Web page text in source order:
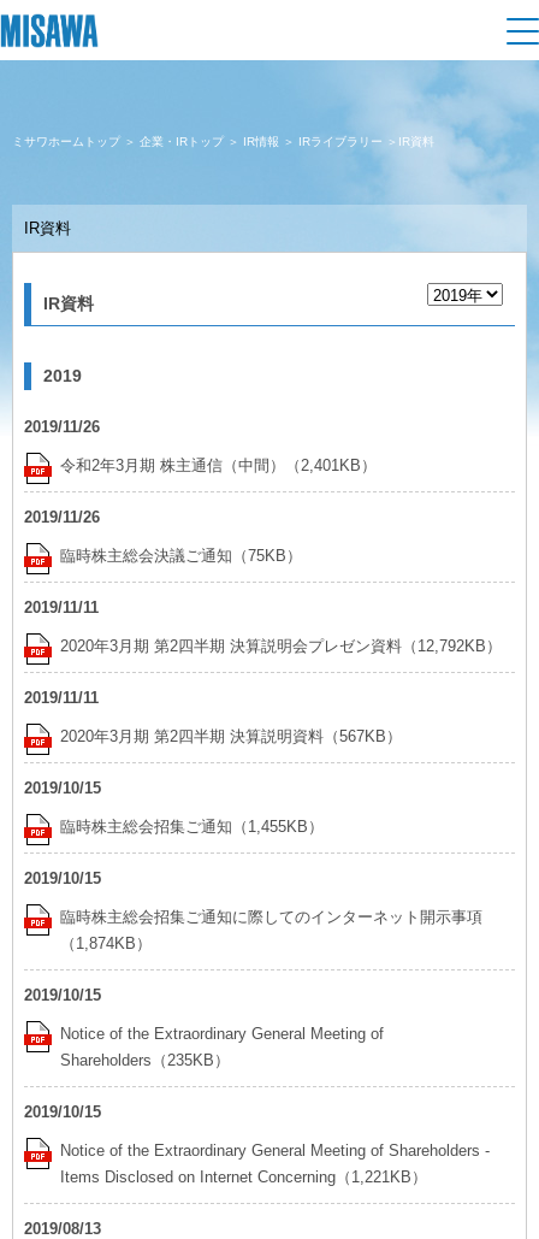
商品ラインアップ
デザイン
テクノロジー（住まいの性能）
建築事例・建築実例
デザイナーズギャラリー
インテリア
住まいづくりガイド
買う
分譲住宅（建売・土地）検索
中古住宅検索
スムストック検索
分譲マンション検索
売る
住まいの売却
これから住まいをご検討の方
多彩な動画やこだわりが詰まった建築実例、注目の最新情報など、
住まいづくりを楽しく学べるデジタルラウンジです。
個人のお客さま
賃貸住宅
賃貸併用住宅
店舗・各種施設
土地活用モデルルーム見学
土地活用実例
法人のお客さま
企業不動産活用（CRE）戦略
社宅建築
医療・介護・子育て・障がい福祉施設
これから土地活用・賃貸経営をご検討の方
土地活用の基礎から長期安定経営を目指すオーナー様まで、賃貸経
営に役立つ多彩な情報を幅広くお届けします。
ホームラウンジ 土地活用・賃貸経営
リフォーム
戸建て・マンション
ミサワリフォームとは
リフォームの流れ
リフォームメニュー
リフォーム事例
事業用
事業用リノベーション
ホテル・旅館リフォーム
リフォーム営業所
実例動画や基礎知識、収納の工夫など、理想の住まいを叶えるリフ
ォームの具体策とアイデアを豊富にご用意しています。
ホームラウンジ リフォーム
複合開発・投資開発
複合開発事業（ASMACI-アスマチ-）
再開発・官民連携事業
分譲マンション開発事業
収益不動産・投資開発事業
建築再生事業
事業用売買
事業用地・事業用建物
分譲用地
すべてのフィールドに新しい価値をデザインし、持続可能な未来志
ミサワゼネラルソリューション
オーナーサポート
サポートメニュー
住まいるりんぐ（ロングサポート）
保証制度
アフターメンテナンス
ミサワリフォーム
ご相談窓口
お客様センター
ミサワホームオーナーさま・リフォーム工事ご契約者さまとミサワ
ホームを結ぶコミュニケーションサイト。お得・便利・安心なコン
テンツや、ミサワホームからの大切なお知らせなど配信していま
す。
ミサワオーナーズクラブ
企業・
企業・IR
ニュース
ミサワホームグループ
IR情報
SDGs
環境活動
採用情報
新卒者採用
中途採用
障がい者採用
展示場・イベント情報
カタログ請求
ミサワホームトップ＞ 企業・IRトップ＞ IR情報 ＞ IRライブラリー ＞IR資料
IR資料
IR資料
2019
2019/11/26
令和2年3月期 株主通信（中間）（2,401KB）
2019/11/26
臨時株主総会決議ご通知（75KB）
2019/11/11
2020年3月期 第2四半期 決算説明会プレゼン資料（12,792KB）
2019/11/11
2020年3月期 第2四半期 決算説明資料（567KB）
2019/10/15
臨時株主総会招集ご通知（1,455KB）
2019/10/15
臨時株主総会招集ご通知に際してのインターネット開示事項
（1,874KB）
2019/10/15
Notice of the Extraordinary General Meeting of
Shareholders（235KB）
2019/10/15
Notice of the Extraordinary General Meeting of Shareholders -
Items Disclosed on Internet Concerning（1,221KB）
2019/08/13